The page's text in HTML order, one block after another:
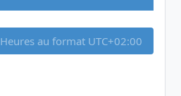
Heures au format UTC+02:00